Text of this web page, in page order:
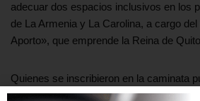
adecuar dos espacios inclusivos en los
de La Armenia y La Carolina, a cargo
Aporto», que emprende la Reina de
Quienes se inscribieron en la caminata
cerca la obra más emblemática y